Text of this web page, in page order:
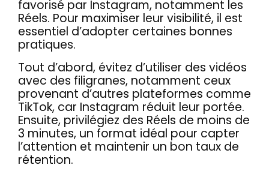
favorisé par Instagram, notamment les
Réels. Pour maximiser leur visibilité, il est
essentiel d’adopter certaines bonnes
pratiques.
Tout d’abord, évitez d’utiliser des vidéos
avec des filigranes, notamment ceux
provenant d’autres plateformes comme
TikTok, car Instagram réduit leur portée.
Ensuite, privilégiez des Réels de moins de
3 minutes, un format idéal pour capter
l’attention et maintenir un bon taux de
rétention.